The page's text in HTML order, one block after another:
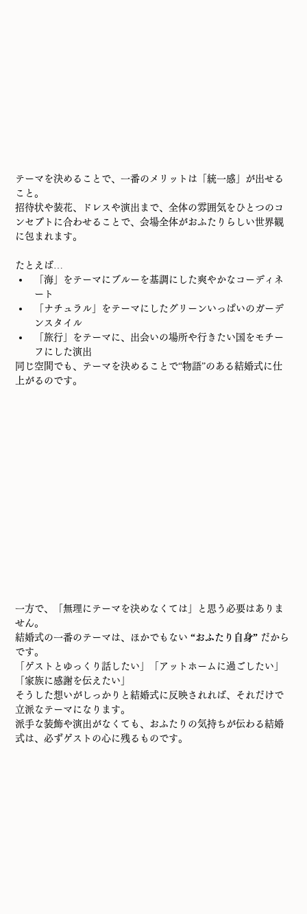
テーマを決めることで、一番のメリットは「統一感」が出せる
こと。
招待状や装花、ドレスや演出まで、全体の雰囲気をひとつのコ
ンセプトに合わせることで、会場全体がおふたりらしい世界観
に包まれます。
たとえば…
「海」をテーマにブルーを基調にした爽やかなコーディネ
ート
「ナチュラル」をテーマにしたグリーンいっぱいのガーデ
ンスタイル
「旅行」をテーマに、出会いの場所や行きたい国をモチー
フにした演出
同じ空間でも、テーマを決めることで“物語”のある結婚式に仕
上がるのです。
一方で、「無理にテーマを決めなくては」と思う必要はありま
せん。
結婚式の一番のテーマは、ほかでもない “おふたり自身” だから
です。
「ゲストとゆっくり話したい」「アットホームに過ごしたい」
「家族に感謝を伝えたい」
そうした想いがしっかりと結婚式に反映されれば、それだけで
立派なテーマになります。
派手な装飾や演出がなくても、おふたりの気持ちが伝わる結婚
式は、必ずゲストの心に残るものです。